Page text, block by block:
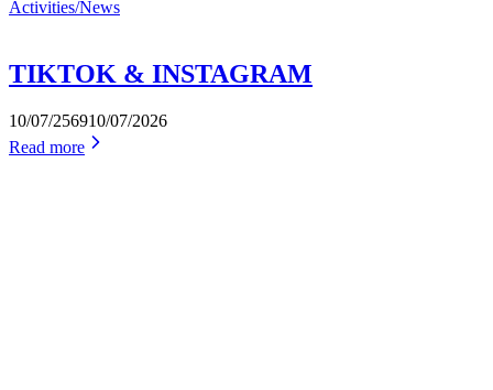
Activities/News
TIKTOK & INSTAGRAM
10/07/256910/07/2026
Read more